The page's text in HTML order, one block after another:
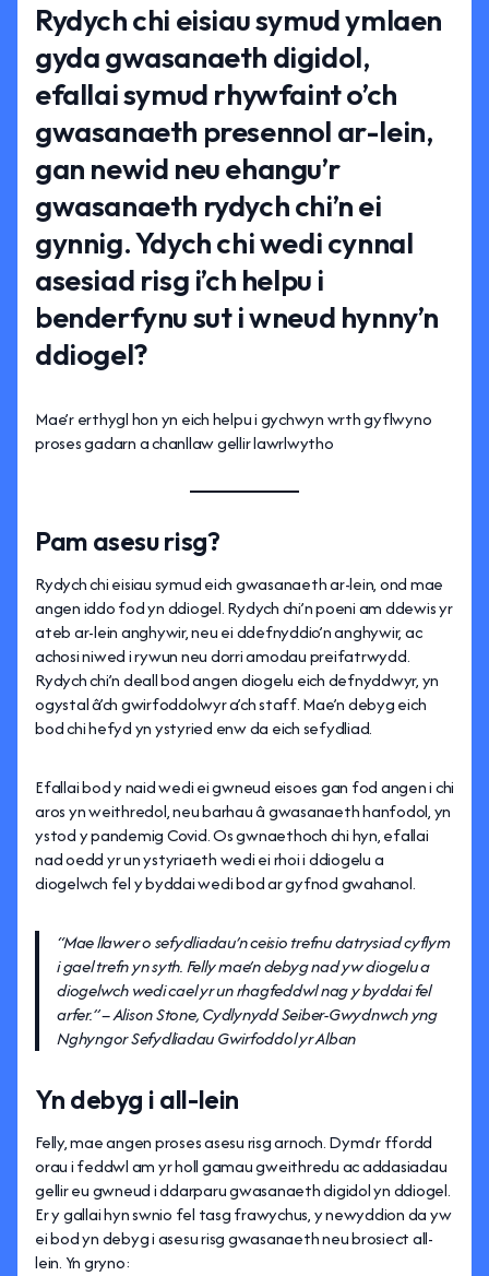
Rydych chi eisiau symud ymlaen
gyda gwasanaeth digidol,
efallai symud rhywfaint o’ch
gwasanaeth presennol ar-lein,
gan newid neu ehangu’r
gwasanaeth rydych chi’n ei
gynnig. Ydych chi wedi cynnal
asesiad risg i’ch helpu i
benderfynu sut i wneud hynny’n
ddiogel?
Mae’r erthygl hon yn eich helpu i gychwyn wrth gyflwyno
proses gadarn a chanllaw gellir lawrlwytho
Pam asesu risg?
Rydych chi eisiau symud eich gwasanaeth ar-lein, ond mae
angen iddo fod yn ddiogel. Rydych chi’n poeni am ddewis yr
ateb ar-lein anghywir, neu ei ddefnyddio’n anghywir, ac
achosi niwed i rywun neu dorri amodau preifatrwydd.
Rydych chi’n deall bod angen diogelu eich defnyddwyr, yn
ogystal â’ch gwirfoddolwyr a’ch staff. Mae’n debyg eich
bod chi hefyd yn ystyried enw da eich sefydliad.
Efallai bod y naid wedi ei gwneud eisoes gan fod angen i chi
aros yn weithredol, neu barhau â gwasanaeth hanfodol, yn
ystod y pandemig Covid. Os gwnaethoch chi hyn, efallai
nad oedd yr un ystyriaeth wedi ei rhoi i ddiogelu a
diogelwch fel y byddai wedi bod ar gyfnod gwahanol.
“Mae llawer o sefydliadau’n ceisio trefnu datrysiad cyflym
i gael trefn yn syth. Felly mae’n debyg nad yw diogelu a
diogelwch wedi cael yr un rhagfeddwl nag y byddai fel
arfer.” – Alison Stone, Cydlynydd Seiber-Gwydnwch yng
Nghyngor Sefydliadau Gwirfoddol yr Alban
Yn debyg i all-lein
Felly, mae angen proses asesu risg arnoch. Dyma’r ffordd
orau i feddwl am yr holl gamau gweithredu ac addasiadau
gellir eu gwneud i ddarparu gwasanaeth digidol yn ddiogel.
Er y gallai hyn swnio fel tasg frawychus, y newyddion da yw
ei bod yn debyg i asesu risg gwasanaeth neu brosiect all-
lein. Yn gryno: